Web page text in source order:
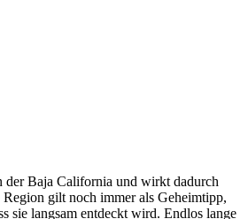
der Baja California und wirkt dadurch
gilt noch immer als Geheimtipp,
sie langsam entdeckt wird. Endlos lange